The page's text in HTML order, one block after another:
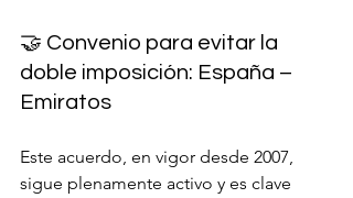
🤝 Convenio para evitar la
doble imposición: España –
Emiratos
Este acuerdo, en vigor desde 2007,
sigue plenamente activo y es clave